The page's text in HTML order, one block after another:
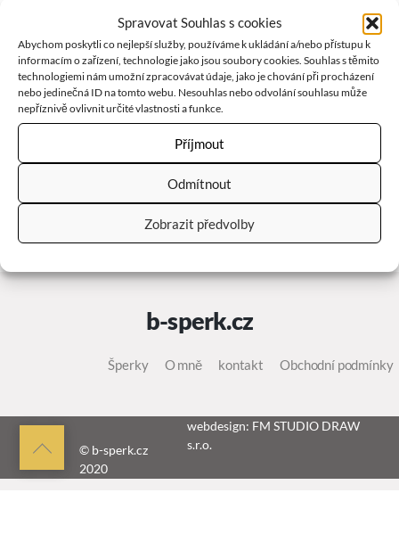
Spravovat Souhlas s cookies
Abychom poskytli co nejlepší služby, používáme k ukládání a/nebo přístupu k
informacím o zařízení, technologie jako jsou soubory cookies. Souhlas s těmito
technologiemi nám umožní zpracovávat údaje, jako je chování při procházení
nebo jedinečná ID na tomto webu. Nesouhlas nebo odvolání souhlasu může
nepříznivě ovlivnit určité vlastnosti a funkce.
Příjmout
Odmítnout
Zobrazit předvolby
NEZAŘAZENÉ
Ahoj všichni!
ADMIN 0 Comments 23. 10. 2019
Vítejte ve WordPressu. Toto je váš první příspěvek. Můžete
ho upravit, nebo smazat a postupně pak začít s tvorbou
b-sperk.cz
Šperky O mně kontakt Obchodní podmínky
Back
© b-sperk.cz
2020
webdesign: FM STUDIO DRAW
s.r.o.